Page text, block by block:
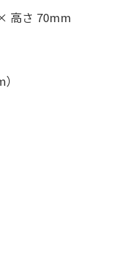
高さ 70mm